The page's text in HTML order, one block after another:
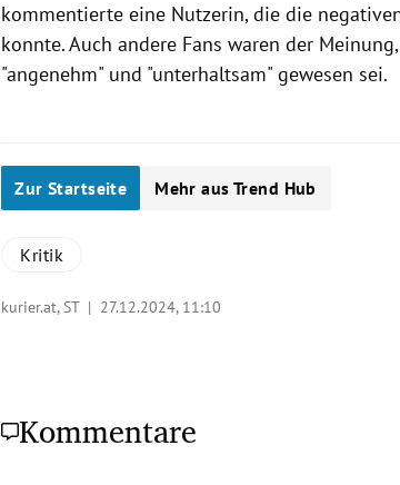
kommentierte eine Nutzerin, die die
konnte. Auch andere Fans waren der
"angenehm" und "unterhaltsam" gewesen sei.
Zur Startseite Mehr aus Trend Hub
Kritik
kurier.at, ST | 27.12.2024, 11:10
Kommentare